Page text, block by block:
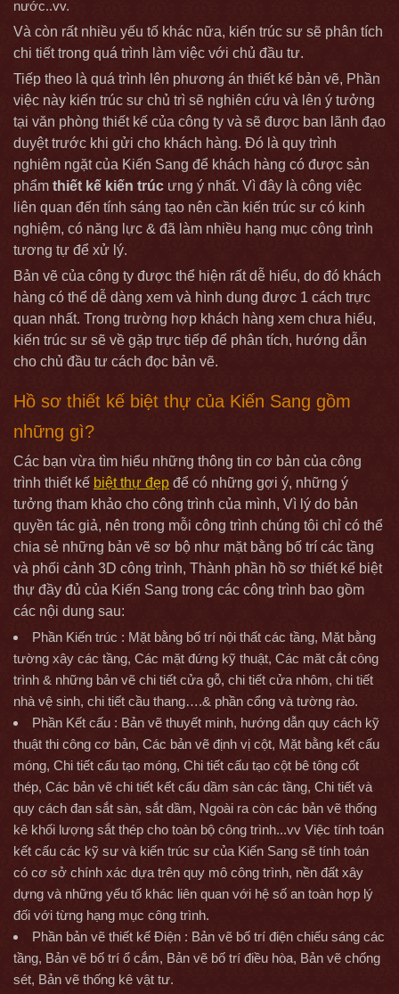
nước..vv.
Và còn rất nhiều yếu tố khác nữa, kiến trúc sư sẽ phân tích
chi tiết trong quá trình làm việc với chủ đầu tư.
Tiếp theo là quá trình lên phương án thiết kế bản vẽ, Phần
việc này kiến trúc sư chủ trì sẽ nghiên cứu và lên ý tưởng
tại văn phòng thiết kế của công ty và sẽ được ban lãnh đạo
duyệt trước khi gửi cho khách hàng. Đó là quy trình
nghiêm ngặt của Kiến Sang để khách hàng có được sản
phẩm thiết kế kiến trúc ưng ý nhất. Vì đây là công việc
liên quan đến tính sáng tạo nên cần kiến trúc sư có kinh
nghiệm, có năng lực & đã làm nhiều hạng mục công trình
tương tự để xử lý.
Bản vẽ của công ty được thể hiện rất dễ hiểu, do đó khách
hàng có thể dễ dàng xem và hình dung được 1 cách trực
quan nhất. Trong trường hợp khách hàng xem chưa hiểu,
kiến trúc sư sẽ về gặp trực tiếp để phân tích, hướng dẫn
cho chủ đầu tư cách đọc bản vẽ.
Hồ sơ thiết kế biệt thự của Kiến Sang gồm
những gì?
Các bạn vừa tìm hiểu những thông tin cơ bản của công
trình thiết kế biệt thự đẹp để có những gợi ý, những ý
tưởng tham khảo cho công trình của mình, Vì lý do bản
quyền tác giả, nên trong mỗi công trình chúng tôi chỉ có thể
chia sẻ những bản vẽ sơ bộ như mặt bằng bố trí các tầng
và phối cảnh 3D công trình, Thành phần hồ sơ thiết kế biệt
thự đầy đủ của Kiến Sang trong các công trình bao gồm
các nội dung sau:
Phần Kiến trúc : Mặt bằng bố trí nội thất các tầng, Mặt bằng
tường xây các tầng, Các mặt đứng kỹ thuật, Các măt cắt công
trình & những bản vẽ chi tiết cửa gỗ, chi tiết cửa nhôm, chi tiết
nhà vệ sinh, chi tiết cầu thang….& phần cổng và tường rào.
Phần Kết cấu : Bản vẽ thuyết minh, hướng dẫn quy cách kỹ
thuật thi công cơ bản, Các bản vẽ định vị cột, Mặt bằng kết cấu
móng, Chi tiết cấu tạo móng, Chi tiết cấu tạo cột bê tông cốt
thép, Các bản vẽ chi tiết kết cấu dầm sàn các tầng, Chi tiết và
quy cách đan sắt sàn, sắt dầm, Ngoài ra còn các bản vẽ thống
kê khối lượng sắt thép cho toàn bộ công trình...vv Việc tính toán
kết cấu các kỹ sư và kiến trúc sư của Kiến Sang sẽ tính toán
có cơ sở chính xác dựa trên quy mô công trình, nền đất xây
dựng và những yếu tố khác liên quan với hệ số an toàn hợp lý
đối với từng hạng mục công trình.
Phần bản vẽ thiết kế Điện : Bản vẽ bố trí điện chiếu sáng các
tầng, Bản vẽ bố trí ổ cắm, Bản vẽ bố trí điều hòa, Bản vẽ chống
sét, Bản vẽ thống kê vật tư.